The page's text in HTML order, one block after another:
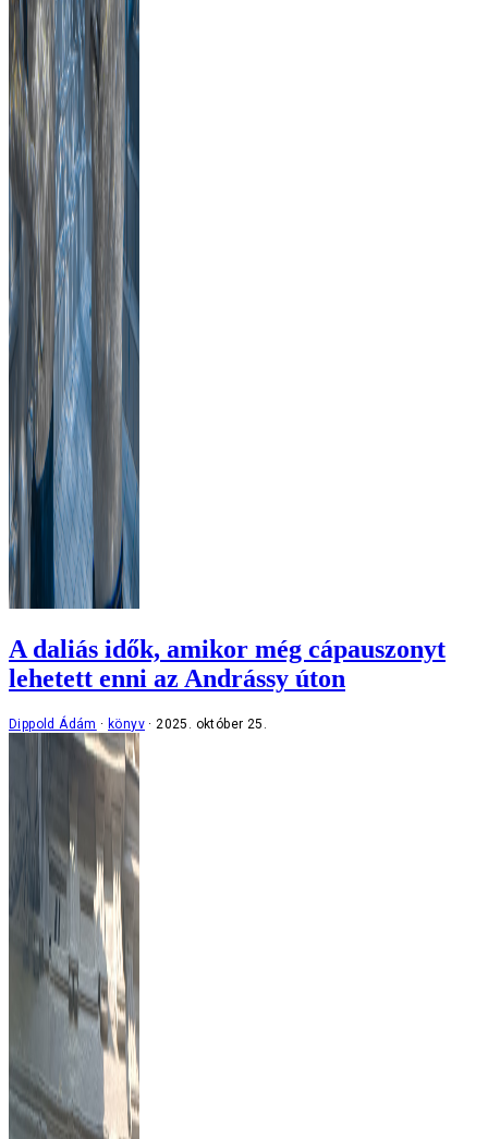
A daliás idők, amikor még cápauszonyt
lehetett enni az Andrássy úton
Dippold Ádám könyv 2025. október 25.